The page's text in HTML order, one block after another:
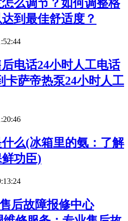
么调节？如何调整格
到最佳舒适度？
电话24小时人工电话
卡萨帝热泵24小时人工
么(冰箱里的氨：了解
功臣)
后故障报修中心